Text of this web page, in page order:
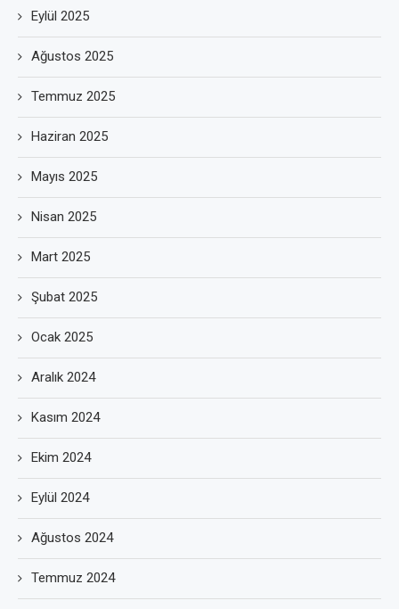
Eylül 2025
Ağustos 2025
Temmuz 2025
Haziran 2025
Mayıs 2025
Nisan 2025
Mart 2025
Şubat 2025
Ocak 2025
Aralık 2024
Kasım 2024
Ekim 2024
Eylül 2024
Ağustos 2024
Temmuz 2024